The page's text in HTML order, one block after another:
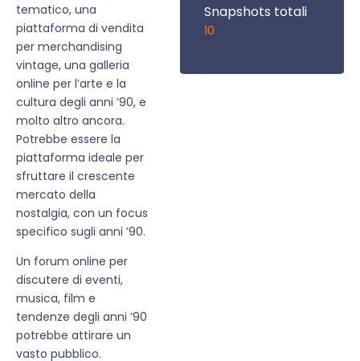
tematico, una
piattaforma di vendita
per merchandising
vintage, una galleria
online per l’arte e la
cultura degli anni ’90, e
molto altro ancora.
Potrebbe essere la
piattaforma ideale per
sfruttare il crescente
mercato della
nostalgia, con un focus
specifico sugli anni ’90.
Un forum online per
discutere di eventi,
musica, film e
tendenze degli anni ’90
potrebbe attirare un
vasto pubblico.
Snapshots totali
10